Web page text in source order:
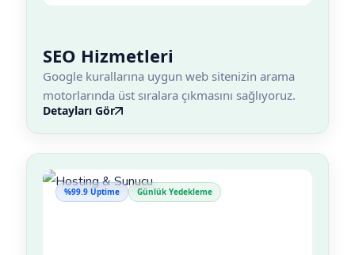
SEO Hizmetleri
Google kurallarına uygun web sitenizin arama
motorlarında üst sıralara çıkmasını sağlıyoruz.
Detayları Gör
%99.9 Uptime Günlük Yedekleme